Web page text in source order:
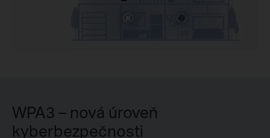
WPA3 – nová úroveň
kyberbezpečnosti